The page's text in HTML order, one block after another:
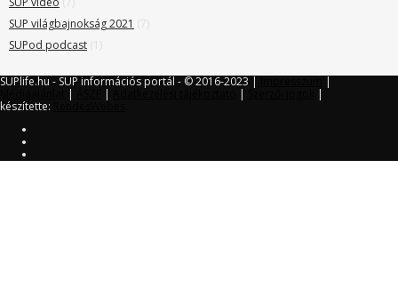
SUP világbajnokság 2021 (7)
SUPod podcast (1)
SUPlife.hu - SUP információs portál - © 2016-2023 |
|
| | |
|
készítette: